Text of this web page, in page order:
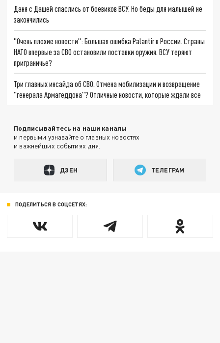
Даня с Дашей спаслись от боевиков ВСУ. Но беды для малышей не
закончились
"Очень плохие новости": Большая ошибка Palantir в России. Страны
НАТО впервые за СВО остановили поставки оружия. ВСУ теряют
приграничье?
Три главных инсайда об СВО. Отмена мобилизации и возвращение
"генерала Армагеддона"? Отличные новости, которые ждали все
Подписывайтесь на наши каналы
и первыми узнавайте о главных новостях
и важнейших событиях дня.
ДЗЕН ТЕЛЕГРАМ
ПОДЕЛИТЬСЯ В СОЦСЕТЯХ: